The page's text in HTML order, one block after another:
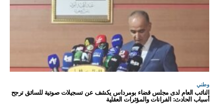
وطني
النائب العام لدى مجلس قضاء بومرداس يكشف عن تسجيلات صوتية للسائق ترجح
أسباب الحادث: الفرانات والمؤثرات العقلية